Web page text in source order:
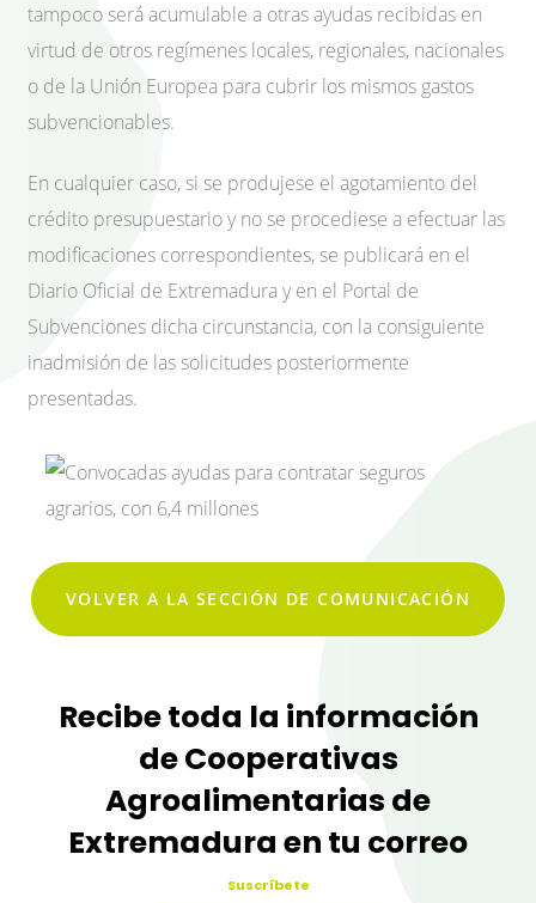
tampoco será acumulable a otras ayudas recibidas en
virtud de otros regímenes locales, regionales, nacionales
o de la Unión Europea para cubrir los mismos gastos
subvencionables.
En cualquier caso, si se produjese el agotamiento del
crédito presupuestario y no se procediese a efectuar las
modificaciones correspondientes, se publicará en el
Diario Oficial de Extremadura y en el Portal de
Subvenciones dicha circunstancia, con la consiguiente
inadmisión de las solicitudes posteriormente
presentadas.
VOLVER A LA SECCIÓN DE COMUNICACIÓN
Recibe toda la información
de Cooperativas
Agroalimentarias de
Extremadura en tu correo
Suscríbete